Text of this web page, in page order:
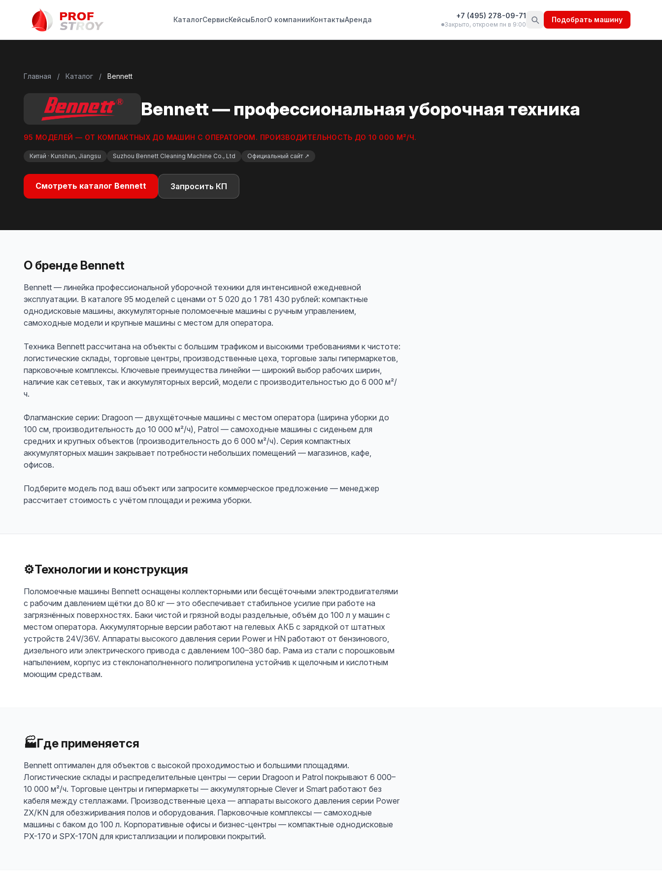
КаталогСервисКейсыБлогО компанииКонтактыАренда +7 (495) 278-09-71
Закрыто, откроем пн в 9:00
Подобрать машину
Главная / Каталог / Bennett
Bennett — профессиональная уборочная техника
95 МОДЕЛЕЙ — ОТ КОМПАКТНЫХ ДО МАШИН С ОПЕРАТОРОМ. ПРОИЗВОДИТЕЛЬНОСТЬ ДО 10 000 М²/Ч.
Китай · Kunshan, Jiangsu Suzhou Bennett Cleaning Machine Co., Ltd Официальный сайт ↗
Смотреть каталог Bennett Запросить КП
О бренде Bennett
Bennett — линейка профессиональной уборочной техники для интенсивной ежедневной
эксплуатации. В каталоге 95 моделей с ценами от 5 020 до 1 781 430 рублей: компактные
однодисковые машины, аккумуляторные поломоечные машины с ручным управлением,
самоходные модели и крупные машины с местом для оператора.
Техника Bennett рассчитана на объекты с большим трафиком и высокими требованиями к чистоте:
логистические склады, торговые центры, производственные цеха, торговые залы гипермаркетов,
парковочные комплексы. Ключевые преимущества линейки — широкий выбор рабочих ширин,
наличие как сетевых, так и аккумуляторных версий, модели с производительностью до 6 000 м²/
ч.
Флагманские серии: Dragoon — двухщёточные машины с местом оператора (ширина уборки до
100 см, производительность до 10 000 м²/ч), Patrol — самоходные машины с сиденьем для
средних и крупных объектов (производительность до 6 000 м²/ч). Серия компактных
аккумуляторных машин закрывает потребности небольших помещений — магазинов, кафе,
офисов.
Подберите модель под ваш объект или запросите коммерческое предложение — менеджер
рассчитает стоимость с учётом площади и режима уборки.
⚙️Технологии и конструкция
Поломоечные машины Bennett оснащены коллекторными или бесщёточными электродвигателями
с рабочим давлением щётки до 80 кг — это обеспечивает стабильное усилие при работе на
загрязнённых поверхностях. Баки чистой и грязной воды раздельные, объём до 100 л у машин с
местом оператора. Аккумуляторные версии работают на гелевых АКБ с зарядкой от штатных
устройств 24V/36V. Аппараты высокого давления серии Power и HN работают от бензинового,
дизельного или электрического привода с давлением 100–380 бар. Рама из стали с порошковым
напылением, корпус из стеклонаполненного полипропилена устойчив к щелочным и кислотным
моющим средствам.
🏭Где применяется
Bennett оптимален для объектов с высокой проходимостью и большими площадями.
Логистические склады и распределительные центры — серии Dragoon и Patrol покрывают 6 000–
10 000 м²/ч. Торговые центры и гипермаркеты — аккумуляторные Clever и Smart работают без
кабеля между стеллажами. Производственные цеха — аппараты высокого давления серии Power
ZX/KN для обезжиривания полов и оборудования. Парковочные комплексы — самоходные
машины с баком до 100 л. Корпоративные офисы и бизнес-центры — компактные однодисковые
PX-170 и SPX-170N для кристаллизации и полировки покрытий.